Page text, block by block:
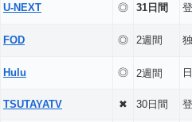
U-NEXT ◎ 31日間
FOD ◎ 2週間
Hulu ◎ 2週間
TSUTAYATV ✖ 30日間